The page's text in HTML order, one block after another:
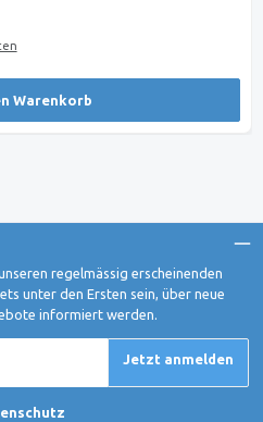
Warenkorb
regelmässig erscheinenden
unter den Ersten sein, über neue
informiert werden.
Jetzt anmelden